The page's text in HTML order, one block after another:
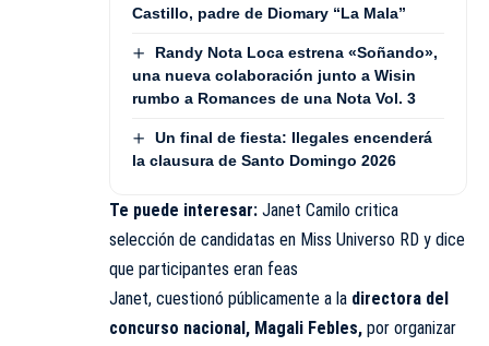
Castillo, padre de Diomary “La Mala”
Randy Nota Loca estrena «Soñando»,
una nueva colaboración junto a Wisin
rumbo a Romances de una Nota Vol. 3
Un final de fiesta: Ilegales encenderá
la clausura de Santo Domingo 2026
Te puede interesar: Janet Camilo critica
selección de candidatas en Miss Universo RD y dice
que participantes eran feas
Janet, cuestionó públicamente a la directora del
concurso nacional, Magali Febles, por organizar